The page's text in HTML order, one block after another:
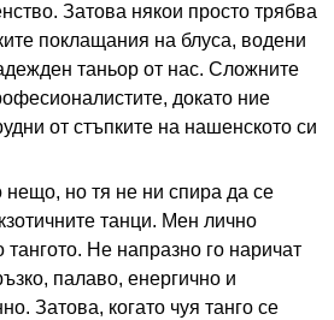
Затова някои просто трябва
поклащания на блуса, водени
таньор от нас. Сложните
докато ние
от стъпките на нашенското си
нещо, но тя не ни спира да се
танци. Мен лично
Не напразно го наричат
палаво, енергично и
Затова, когато чуя танго се